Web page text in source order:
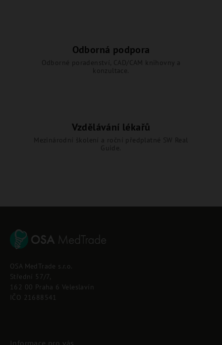
Odborná podpora
Odborné poradenství, CAD/CAM knihovny a
konzultace.
Vzdělávání lékařů
Mezinárodní školení a roční předplatné SW Real
Guide.
OSA MedTrade s.r.o.
Střední 57/7,
162 00 Praha 6 Veleslavín
IČO 21688541